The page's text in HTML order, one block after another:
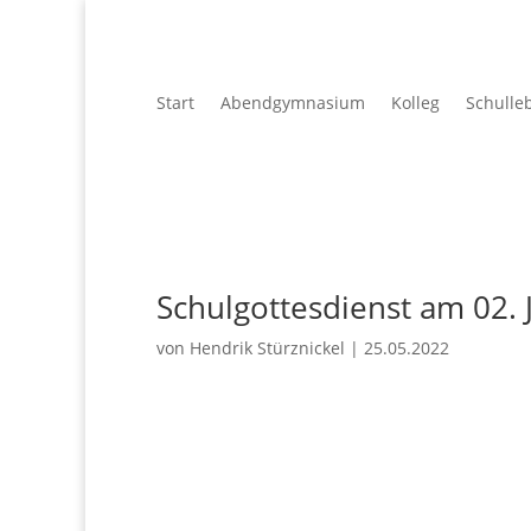
Start Abendgymnasium Kolleg
Schulgottesdienst am 02.
von Hendrik Stürznickel | 25.05.2022